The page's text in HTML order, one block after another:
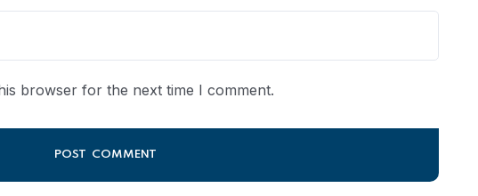
browser for the next time I comment.